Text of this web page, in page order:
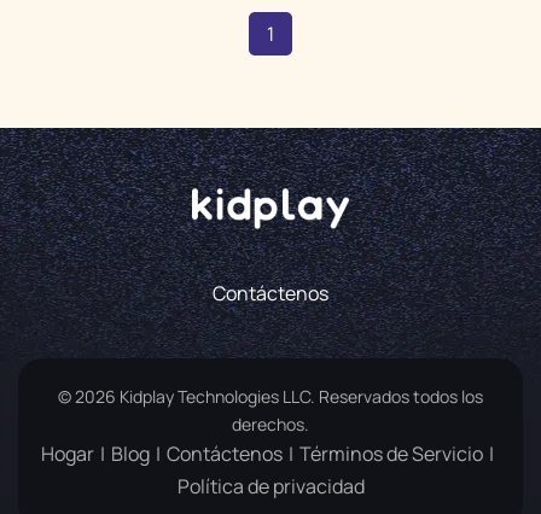
1
Contáctenos
© 2026 Kidplay Technologies LLC. Reservados todos los
derechos.
Hogar Blog Contáctenos
Términos de Servicio
Política de privacidad